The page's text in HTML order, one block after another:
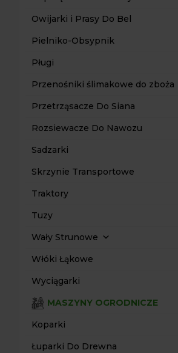
Owijarki i Prasy Do Bel
Pielniko-Obsypnik
Pługi
Przenośniki ślimakowe do zboża
Przetrząsacze Do Siana
Rozsiewacze Do Nawozu
Sadzarki
Skrzynie Transportowe
Traktory
Tuzy
Wały Strunowe
Włóki Łąkowe
Wyciągarki
MASZYNY OGRODNICZE
Koparki
Łuparki Do Drewna